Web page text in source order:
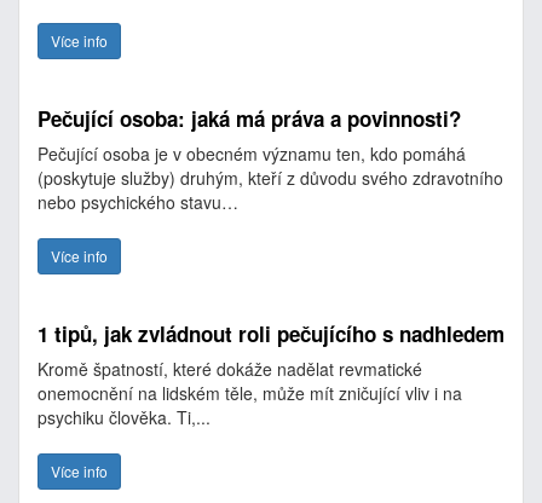
Více info
Pečující osoba: jaká má práva a povinnosti?
Pečující osoba je v obecném významu ten, kdo pomáhá
(poskytuje služby) druhým, kteří z důvodu svého zdravotního
nebo psychického stavu…
Více info
1 tipů, jak zvládnout roli pečujícího s nadhledem
Kromě špatností, které dokáže nadělat revmatické
onemocnění na lidském těle, může mít zničující vliv i na
psychiku člověka. Ti,...
Více info